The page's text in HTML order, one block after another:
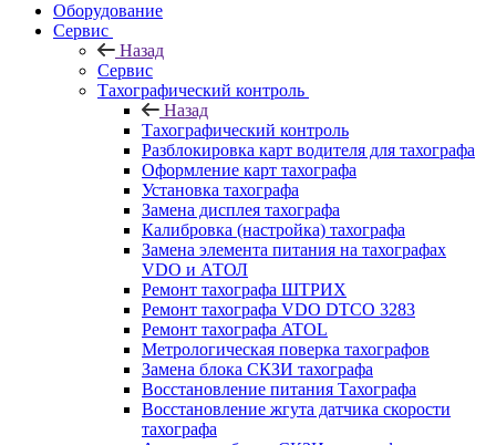
Оборудование
Сервис
Назад
Сервис
Тахографический контроль
Назад
Тахографический контроль
Разблокировка карт водителя для тахографа
Оформление карт тахографа
Установка тахографа
Замена дисплея тахографа
Калибровка (настройка) тахографа
Замена элемента питания на тахографах
VDO и АТОЛ
Ремонт тахографа ШТРИХ
Ремонт тахографа VDO DTCO 3283
Ремонт тахографа ATOL
Метрологическая поверка тахографов
Замена блока СКЗИ тахографа
Восстановление питания Тахографа
Восстановление жгута датчика скорости
тахографа